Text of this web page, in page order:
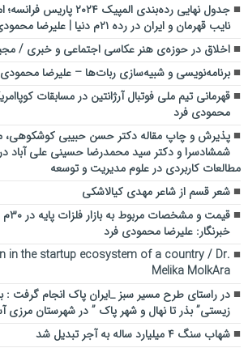
جدول نهایی رده‌بندی المپیک
نایب قهرمان و ایران در رده ۲۱م دنیا | علیرضا محمودی فرد
اخلاق در حوزه‌ی هنر عکاسی اجتماعی و خبری /
برنامه‌نویسی و شبیه‌سازی ربات‌ها – علیرضا
محمودی فرد
پذیرش و چاپ مقاله دکتر حسن حبیبی کوشکوهی،
شمشادسرا و دکتر سید محمدرضا حسینی علی آباد
مطالعات کاربردی در علوم مدیریت و توسعه
شعر قسم از شاعر مهدی کیالاشکی
خبرنگار: علیرضا محمودی فرد
in the startup ecosystem of a country / Dr.
Melika MolkAra
در راستای طرح مسیر سبز _ایران پاک انجام گرفت :
زیستی” بذر تا نهال و شهر پاک ” در شهرستان مرزی
شهاب سنگ ۴ میلیارد ساله به آجر تبدیل شد